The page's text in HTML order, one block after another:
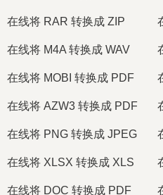
在线将 RAR 转换成 ZIP
在线将 M4A 转换成 WAV
在线将 MOBI 转换成 PDF
在线将 AZW3 转换成 PDF
在线将 PNG 转换成 JPEG
在线将 XLSX 转换成 XLS
在线将 DOC 转换成 PDF